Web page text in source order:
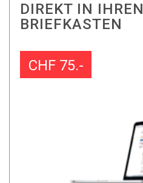
DIREKT IN IHREN
BRIEFKASTEN
CHF 75.-